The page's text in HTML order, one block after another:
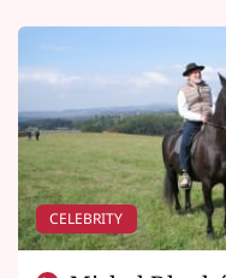
CELEBRITY